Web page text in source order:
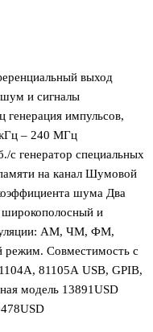
выход
и сигналы
импульсов,
– 240 МГц
с генератор специальных
на канал Шумовой
шума Два
и
АМ, ЧМ, ФМ,
Совместимость с
81105А USB, GPIB,
модель 13891USD